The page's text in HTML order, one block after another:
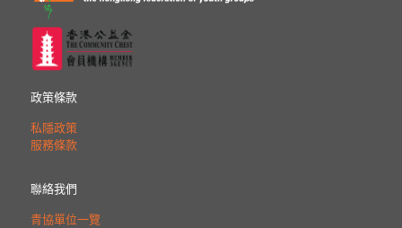
政策條款
私隱政策
服務條款
聯絡我們
青協單位一覽